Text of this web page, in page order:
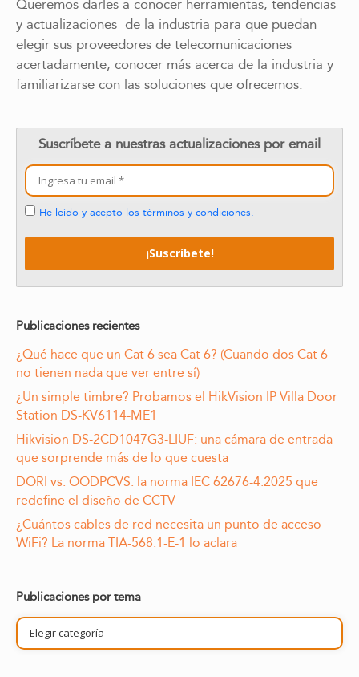
Queremos darles a conocer herramientas, tendencias
y actualizaciones de la industria para que puedan
elegir sus proveedores de telecomunicaciones
acertadamente, conocer más acerca de la industria y
familiarizarse con las soluciones que ofrecemos.
Suscríbete a nuestras actualizaciones por email
He leído y acepto los términos y condiciones.
Publicaciones recientes
¿Qué hace que un Cat 6 sea Cat 6? (Cuando dos Cat 6
no tienen nada que ver entre sí)
¿Un simple timbre? Probamos el HikVision IP Villa Door
Station DS-KV6114-ME1
Hikvision DS-2CD1047G3-LIUF: una cámara de entrada
que sorprende más de lo que cuesta
DORI vs. OODPCVS: la norma IEC 62676-4:2025 que
redefine el diseño de CCTV
¿Cuántos cables de red necesita un punto de acceso
WiFi? La norma TIA-568.1-E-1 lo aclara
Publicaciones por tema
Publicaciones
por
tema